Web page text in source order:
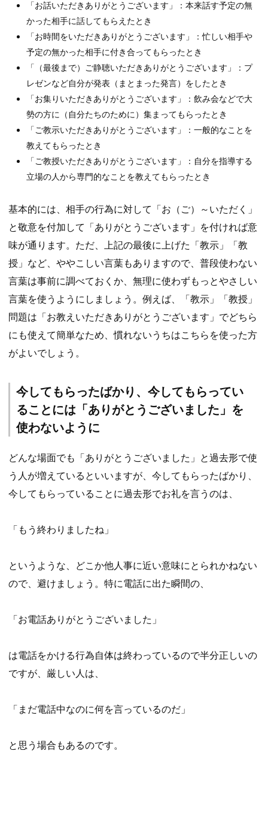
「お話いただきありがとうございます」：本来話す予定の無
かった相手に話してもらえたとき
「お時間をいただきありがとうございます」：忙しい相手や
予定の無かった相手に付き合ってもらったとき
「（最後まで）ご静聴いただきありがとうございます」：プ
レゼンなど自分が発表（まとまった発言）をしたとき
「お集りいただきありがとうございます」：飲み会などで大
勢の方に（自分たちのために）集まってもらったとき
「ご教示いただきありがとうございます」：一般的なことを
教えてもらったとき
「ご教授いただきありがとうございます」：自分を指導する
立場の人から専門的なことを教えてもらったとき
基本的には、相手の行為に対して「お（ご）～いただく」
と敬意を付加して「ありがとうございます」を付ければ意
味が通ります。ただ、上記の最後に上げた「教示」「教
授」など、ややこしい言葉もありますので、普段使わない
言葉は事前に調べておくか、無理に使わずもっとやさしい
言葉を使うようにしましょう。例えば、「教示」「教授」
問題は「お教えいただきありがとうございます」でどちら
にも使えて簡単なため、慣れないうちはこちらを使った方
がよいでしょう。
今してもらったばかり、今してもらってい
ることには「ありがとうございました」を
使わないように
どんな場面でも「ありがとうございました」と過去形で使
う人が増えているといいますが、今してもらったばかり、
今してもらっていることに過去形でお礼を言うのは、
「もう終わりましたね」
というような、どこか他人事に近い意味にとられかねない
ので、避けましょう。特に電話に出た瞬間の、
「お電話ありがとうございました」
は電話をかける行為自体は終わっているので半分正しいの
ですが、厳しい人は、
「まだ電話中なのに何を言っているのだ」
と思う場合もあるのです。